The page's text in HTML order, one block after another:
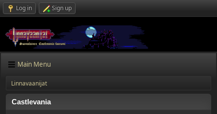
Log in Sign up
Main Menu
Linnavaanijat
Castlevania